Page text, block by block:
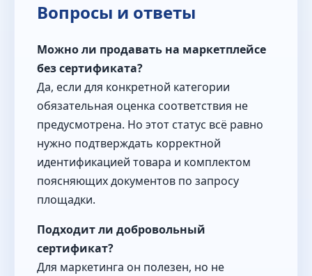
Вопросы и ответы
Можно ли продавать на маркетплейсе
без сертификата?
Да, если для конкретной категории
обязательная оценка соответствия не
предусмотрена. Но этот статус всё равно
нужно подтверждать корректной
идентификацией товара и комплектом
поясняющих документов по запросу
площадки.
Подходит ли добровольный
сертификат?
Для маркетинга он полезен, но не